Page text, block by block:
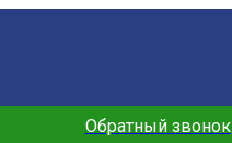
Обратный звонок